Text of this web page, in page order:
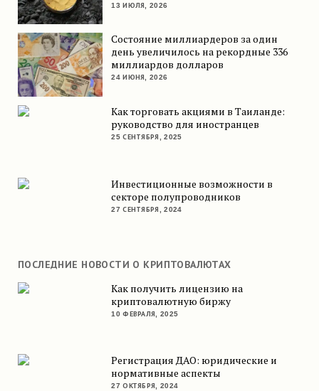
13 ИЮЛЯ, 2026
Состояние миллиардеров за один
день увеличилось на рекордные 336
миллиардов долларов
24 ИЮНЯ, 2026
Как торговать акциями в Таиланде:
руководство для иностранцев
25 СЕНТЯБРЯ, 2025
Инвестиционные возможности в
секторе полупроводников
27 СЕНТЯБРЯ, 2024
ПОСЛЕДНИЕ НОВОСТИ О КРИПТОВАЛЮТАХ
Как получить лицензию на
криптовалютную биржу
10 ФЕВРАЛЯ, 2025
Регистрация ДАО: юридические и
нормативные аспекты
27 ОКТЯБРЯ, 2024